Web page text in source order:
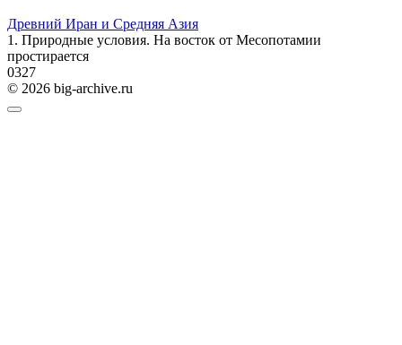
Древний Иран и Средняя Азия
1. Природные условия. На восток от Месопотамии
простирается
0327
© 2026 big-archive.ru